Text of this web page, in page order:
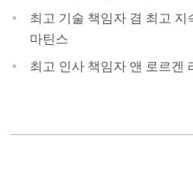
Mowi Norway
Mowi Poland
최고 기술 책임자 겸 최고
마틴스
최고 인사 책임자 앤 로르겐